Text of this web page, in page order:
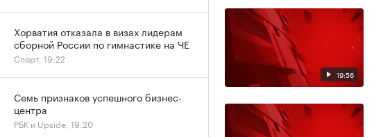
19:56
Хорватия отказала в визах лидерам
сборной России по гимнастике на ЧЕ
Спорт, 19:22
Семь признаков успешного бизнес-
центра
РБК и Upside, 19:20